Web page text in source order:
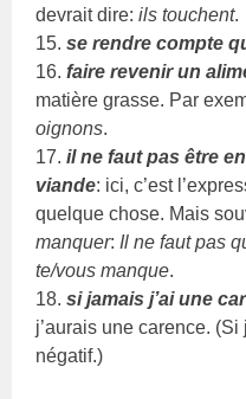
devrait dire:ils touchent.
15.se rendre compte
16.faire revenir un
matière grasse. Par
oignons.
17.il ne faut pas être
viande: ici, c’est
quelque chose. Mais
manquer: Il ne faut pas
te/vous manque.
18.si jamais j’ai une
j’aurais une carence.
négatif.)